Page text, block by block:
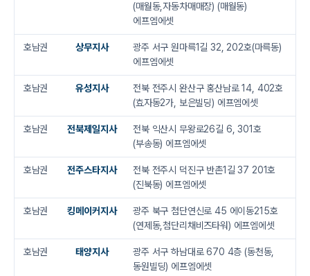
(매월동,자동차매매장) (매월동)
에프엠에셋
호남권 상무지사
광주 서구 원마륵1길 32, 202호(마륵동)
에프엠에셋
호남권 유성지사
전북 전주시 완산구 홍산남로 14, 402호
(효자동2가, 보은빌딩) 에프엠에셋
호남권 전북제일지사
전북 익산시 무왕로26길 6, 301호
(부송동) 에프엠에셋
호남권 전주스타지사
전북 전주시 덕진구 반촌1길 37 201호
(진북동) 에프엠에셋
호남권 킹메이커지사
광주 북구 첨단연신로 45 에이동215호
(연제동,첨단리채비즈타워) 에프엠에셋
호남권 태양지사
광주 서구 하남대로 670 4층 (동천동,
동원빌딩) 에프엠에셋